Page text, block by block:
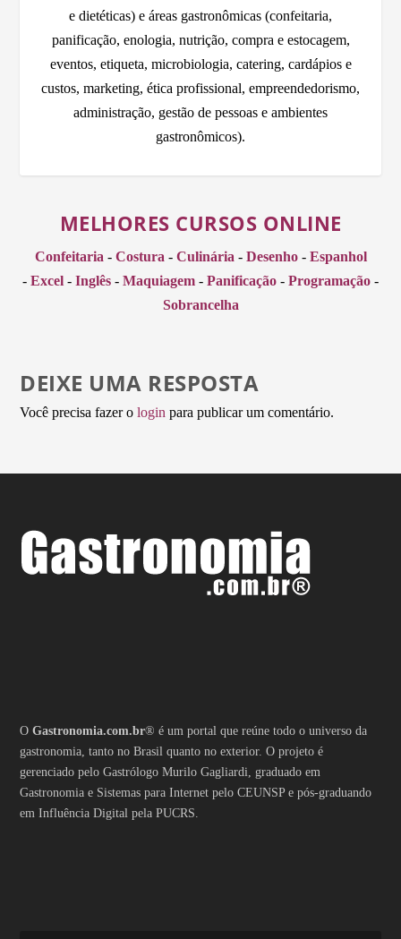
e dietéticas) e áreas gastronômicas (confeitaria,
panificação, enologia, nutrição, compra e estocagem,
eventos, etiqueta, microbiologia, catering, cardápios e
custos, marketing, ética profissional, empreendedorismo,
administração, gestão de pessoas e ambientes
gastronômicos).
MELHORES CURSOS ONLINE
Confeitaria - Costura - Culinária - Desenho- Espanhol
- Excel - Inglês - Maquiagem - Panificação - Programação -
Sobrancelha
DEIXE UMA RESPOSTA
Você precisa fazer ologin para publicar um comentário.
OGastronomia.com.br® é um portal que reúne todo o universo da
gastronomia, tanto no Brasil quanto no exterior. O projeto é
gerenciado pelo Gastrólogo Murilo Gagliardi, graduado em
Gastronomia e Sistemas para Internet pelo CEUNSP e pós-graduando
em Influência Digital pela PUCRS.